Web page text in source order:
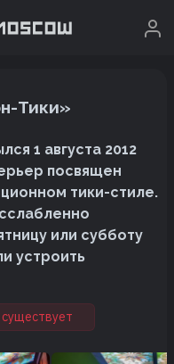
Тики»
1 августа 2012
посвящен
тики-стиле.
или субботу
устроить